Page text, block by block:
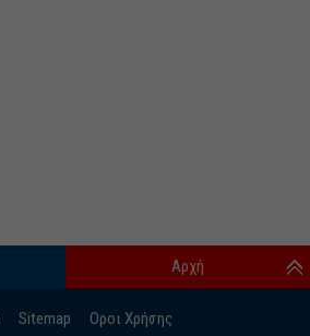
Sitemap Οροι Χρήσης
Αρχή